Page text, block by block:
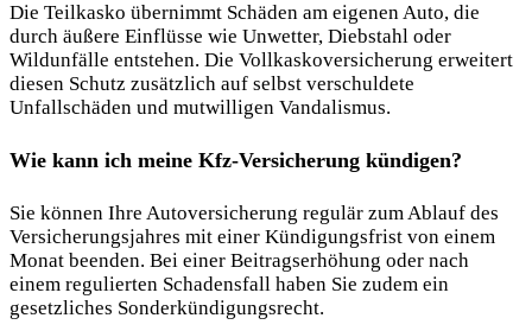
Die Teilkasko übernimmt Schäden am eigenen Auto, die
durch äußere Einflüsse wie Unwetter, Diebstahl oder
Wildunfälle entstehen. Die Vollkaskoversicherung erweitert
diesen Schutz zusätzlich auf selbst verschuldete
Unfallschäden und mutwilligen Vandalismus.
Wie kann ich meine Kfz-Versicherung kündigen?
Sie können Ihre Autoversicherung regulär zum Ablauf des
Versicherungsjahres mit einer Kündigungsfrist von einem
Monat beenden. Bei einer Beitragserhöhung oder nach
einem regulierten Schadensfall haben Sie zudem ein
gesetzliches Sonderkündigungsrecht.